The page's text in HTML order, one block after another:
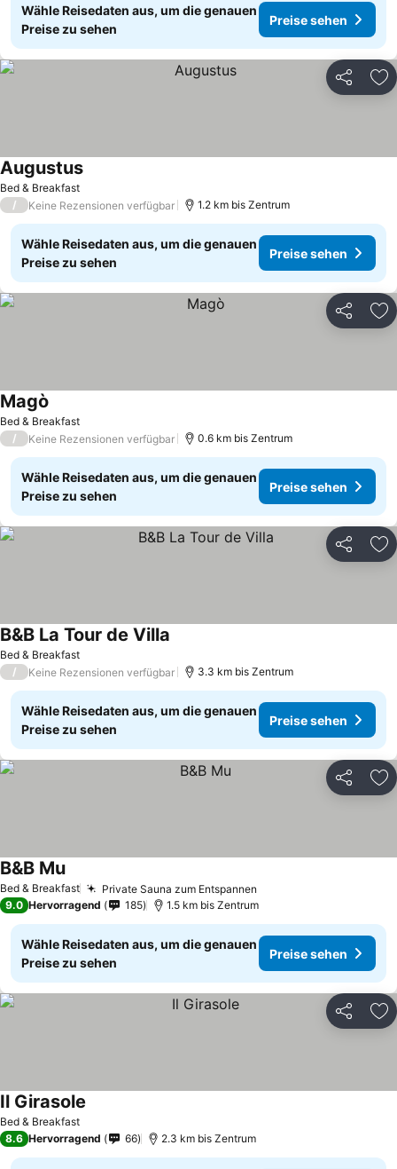
Wähle Reisedaten aus, um die genauen
Preise zu sehen
Preise sehen
Teilen
Bed & Breakfast
Augustus
/ Keine Rezensionen verfügbar 1.2 km bis Zentrum
Wähle Reisedaten aus, um die genauen
Preise zu sehen
Preise sehen
Teilen
Bed & Breakfast
Magò
/ Keine Rezensionen verfügbar 0.6 km bis Zentrum
Wähle Reisedaten aus, um die genauen
Preise zu sehen
Preise sehen
Teilen
Bed & Breakfast
B&B La Tour de Villa
/ Keine Rezensionen verfügbar 3.3 km bis Zentrum
Wähle Reisedaten aus, um die genauen
Preise zu sehen
Preise sehen
Teilen
Bed & Breakfast Private Sauna zum Entspannen
B&B Mu
9.0 Hervorragend 185 1.5 km bis Zentrum
Wähle Reisedaten aus, um die genauen
Preise zu sehen
Preise sehen
Teilen
Bed & Breakfast
Il Girasole
8.6 Hervorragend 66 2.3 km bis Zentrum